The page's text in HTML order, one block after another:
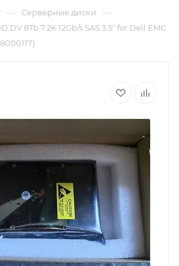
— Серверные диски —
DV 8Tb 7.2K 12Gb/s SAS 3.5" for Dell EMC